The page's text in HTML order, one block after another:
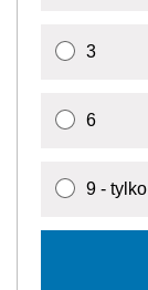
3
6
9 -